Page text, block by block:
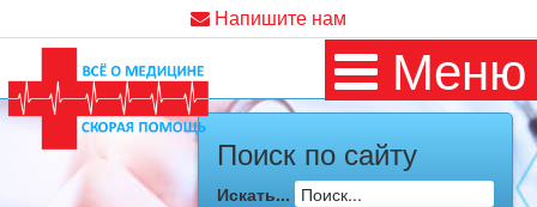
Напишите нам
Меню
Поиск по сайту
Искать...